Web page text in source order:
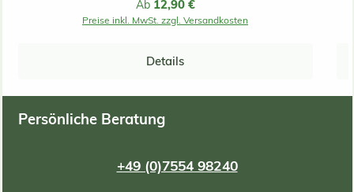
m2.
Regulärer Preis:
Ab 12,90 €
Preise inkl. MwSt. zzgl. Versandkosten
Details
Persönliche Beratung
+49 (0)7554 98240